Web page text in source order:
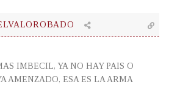
IMBECIL, YA NO HAY PAIS O
AMENZADO, ESA ES LA ARMA